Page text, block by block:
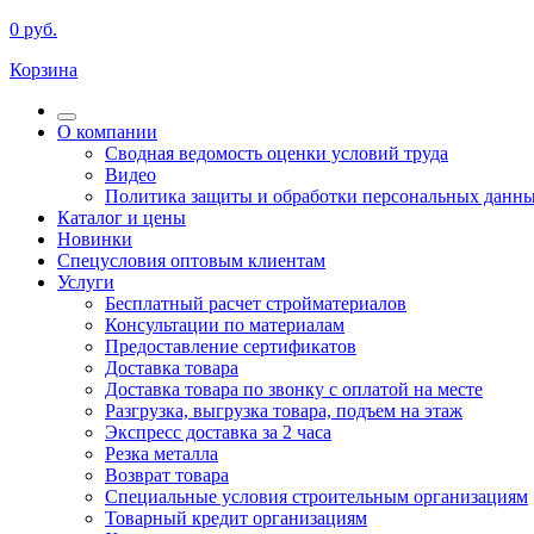
0 руб.
Корзина
О компании
Сводная ведомость оценки условий труда
Видео
Политика защиты и обработки персональных
Каталог и цены
Новинки
Спецусловия оптовым клиентам
Услуги
Бесплатный расчет стройматериалов
Консультации по материалам
Предоставление сертификатов
Доставка товара
Доставка товара по звонку с оплатой на месте
Разгрузка, выгрузка товара, подъем на этаж
Экспресс доставка за 2 часа
Резка металла
Возврат товара
Специальные условия строительным организациям
Товарный кредит организациям